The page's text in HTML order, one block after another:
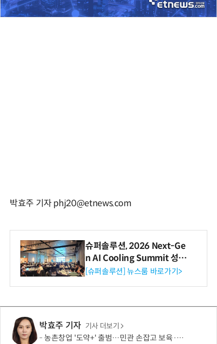
박효주 기자 phj20@etnews.com
슈퍼솔루션, 2026 Next-Ge
n AI Cooling Summit 성황
리 성료
[슈퍼솔루션] 뉴스룸 바로가기>
박효주 기자 기사 더보기
농촌창업 '도약+' 출범…민관 손잡고 보육·판로 지원